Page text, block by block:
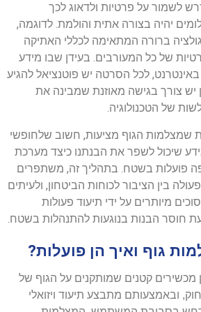
לשמור על פרטיות ולדאוג לכך
יהיה בצורה אתית והולמת. לדוגמה,
ברורה המתאימה לכללי האתיקה
של כל המעורבים. בעידן שבו מידע
לכל הסרטה יש פוטנציאל להגיע
יש צורך בגישה מאוזנת שמבינה את
של הטכנולוגיה.
שמצלמות הגוף מציעות, חשוב שלחופשי
שיכול לשפר את הבנתנו כיצד מערכת
פועלות בשטח. בתהליך זה, משתפרים
בין הציבור לכוחות הביטחון, ולעיתים
מיותרים על ידי תיעוד פעולות
חוסר הבנות בנוגעות להתנהלות בשטח.
גוף ואיך הן פועלות?
מכשירים קטנים שמותקנים על הגוף של
ובאמצעותם מתבצע תיעוד ויזואלי